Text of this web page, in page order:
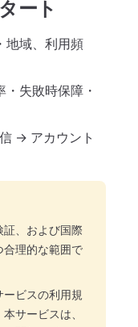
ート
地域、利用頻
・失敗時保障・
→ アカウント
、および国際
合理的な範囲で
ビスの利用規
サービスは、